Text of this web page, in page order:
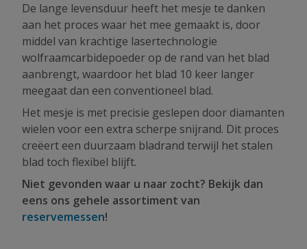
De lange levensduur heeft het mesje te danken
aan het proces waar het mee gemaakt is, door
middel van krachtige lasertechnologie
wolfraamcarbidepoeder op de rand van het blad
aanbrengt, waardoor het blad 10 keer langer
meegaat dan een conventioneel blad.
Het mesje is met precisie geslepen door diamanten
wielen voor een extra scherpe snijrand. Dit proces
creëert een duurzaam bladrand terwijl het stalen
blad toch flexibel blijft.
Niet gevonden waar u naar zocht? Bekijk dan
eens ons gehele assortiment van
reservemessen!